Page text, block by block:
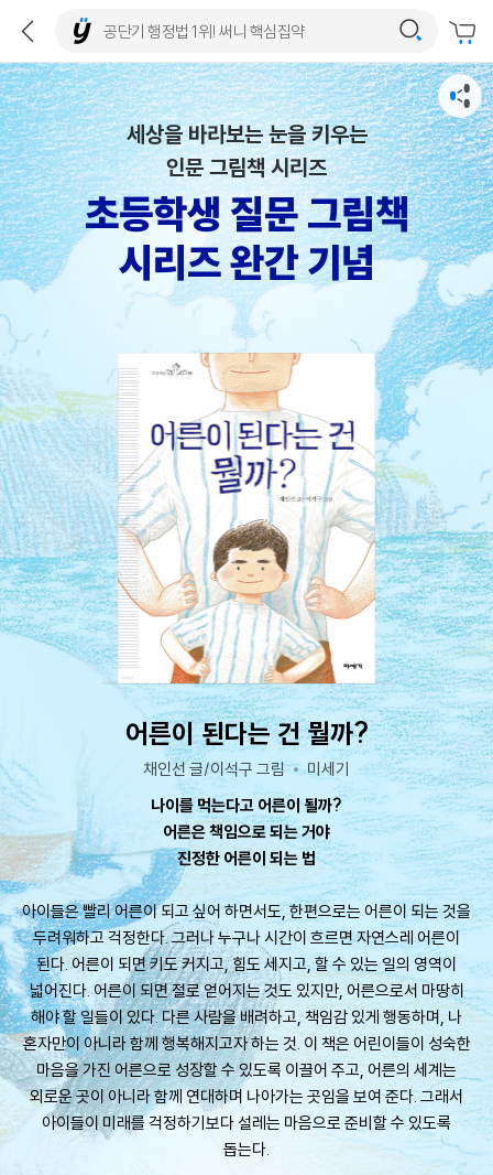
세상을 바라보는 눈을 키우는
인문 그림책 시리즈
초등학생 질문 그림책
시리즈 완간 기념
어른이 된다는 건 뭘까?
채인선 글/이석구 그림
미세기
나이를 먹는다고 어른이 될까?
어른은 책임으로 되는 거야
진정한 어른이 되는 법
아이들은 빨리 어른이 되고 싶어 하면서도, 한편으로는 어른이 되는 것을
두려워하고 걱정한다. 그러나 누구나 시간이 흐르면 자연스레 어른이
된다. 어른이 되면 키도 커지고, 힘도 세지고, 할 수 있는 일의 영역이
넓어진다. 어른이 되면 절로 얻어지는 것도 있지만, 어른으로서 마땅히
해야 할 일들이 있다. 다른 사람을 배려하고, 책임감 있게 행동하며, 나
혼자만이 아니라 함께 행복해지고자 하는 것. 이 책은 어린이들이 성숙한
마음을 가진 어른으로 성장할 수 있도록 이끌어 주고, 어른의 세계는
외로운 곳이 아니라 함께 연대하며 나아가는 곳임을 보여 준다. 그래서
아이들이 미래를 걱정하기보다 설레는 마음으로 준비할 수 있도록
돕는다.